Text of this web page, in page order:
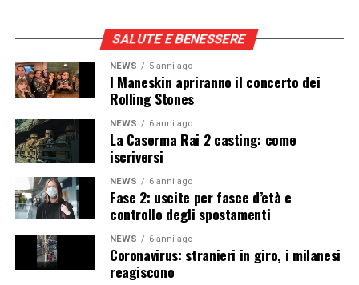
SALUTE E BENESSERE
NEWS 5 anni ago
I Maneskin apriranno il concerto dei
Rolling Stones
NEWS 6 anni ago
La Caserma Rai 2 casting: come
iscriversi
NEWS 6 anni ago
Fase 2: uscite per fasce d’età e
controllo degli spostamenti
NEWS 6 anni ago
Coronavirus: stranieri in giro, i milanesi
reagiscono